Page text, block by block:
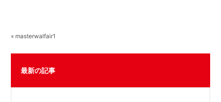
« masterwalfair1
最新の記事